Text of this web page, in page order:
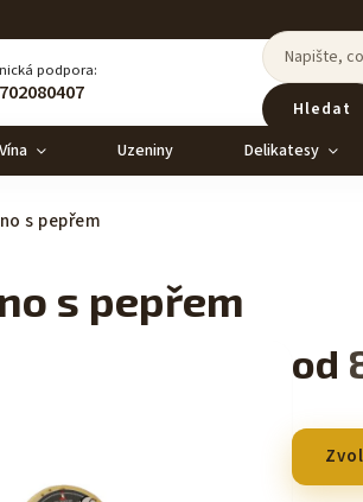
podpora:
Hledat
Vína Uzeniny Delikatesy
s pepřem
s pepřem
od